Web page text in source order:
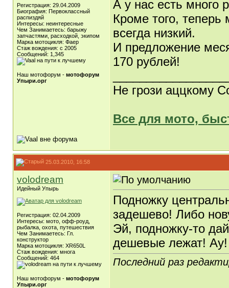
Регистрация: 29.04.2009
Биография: Первоклассный
распиздяй
Интересы: неинтересные
Чем Занимаетесь: барыжу
запчастями, расходкой, экипом
Марка мотоцикля: Фаер
Стаж вождения: с 2005
Сообщений: 1,345
Наш мотофорум - мотофорум
Упыри.орг
А у нас есть много
Кроме того,
всегда низкий.
И предложение
170 рублей!
Не грози аццкому
Все для мото,
25.03.2010, 16:58
volodream
Идейный Упырь
Регистрация: 02.04.2009
Интересы: мото, офф-роуд,
рыбалка, охота, путешествия
Чем Занимаетесь: Гл.
конструктор
Марка мотоцикля: XR650L
Стаж вождения: многа
Сообщений: 464
Наш мотофорум - мотофорум
Упыри.орг
Подножку
задешево! Либо
Эй, подножку-то
дешевые лежат! Ау!
Последний раз